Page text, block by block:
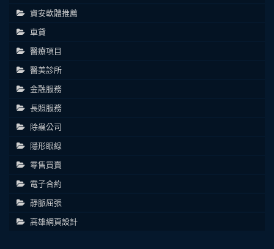
資安軟體推薦
車貸
醫療項目
醫美診所
金融服務
長照服務
除蟲公司
隱形眼線
零售買賣
電子合約
靜脈屈張
高雄網頁設計